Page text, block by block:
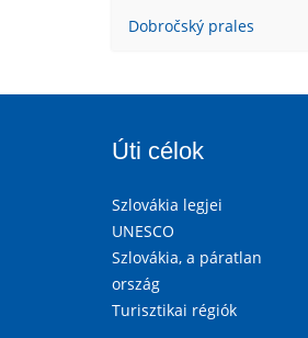
Dobročský prales
Úti célok
Szlovákia legjei
UNESCO
Szlovákia, a páratlan
ország
Turisztikai régiók